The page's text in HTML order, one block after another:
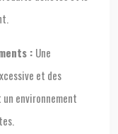
: Une
et des
environnement